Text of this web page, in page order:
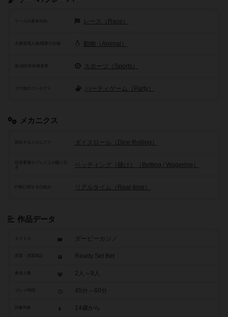
ゲームの基本目的 レース（Race）
動物（Animal）
政治経済/各種産業 スポーツ（Sports）
その他のコンセプト パーティゲーム（Party）
メカニクス
頻出するメカニクス ダイスロール（Dice Rolling）
投資要素やプレイ上の駆け引
き
ベッティング（賭け）（Betting / Wagering）
行動に関する仕組み リアルタイム（Real-time）
作品データ
タイトル ダービーカジノ
Ready Set Bet
参加人数 2人～9人
45分～60分
14歳から